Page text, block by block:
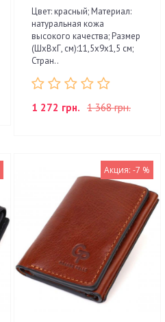
Цвет: красный; Материал:
натуральная кожа
высокого качества; Размер
(ШхВхГ, см):11,5х9х1,5 см;
Стран..
1 272 грн. 1 368 грн.
Акция: -7 %